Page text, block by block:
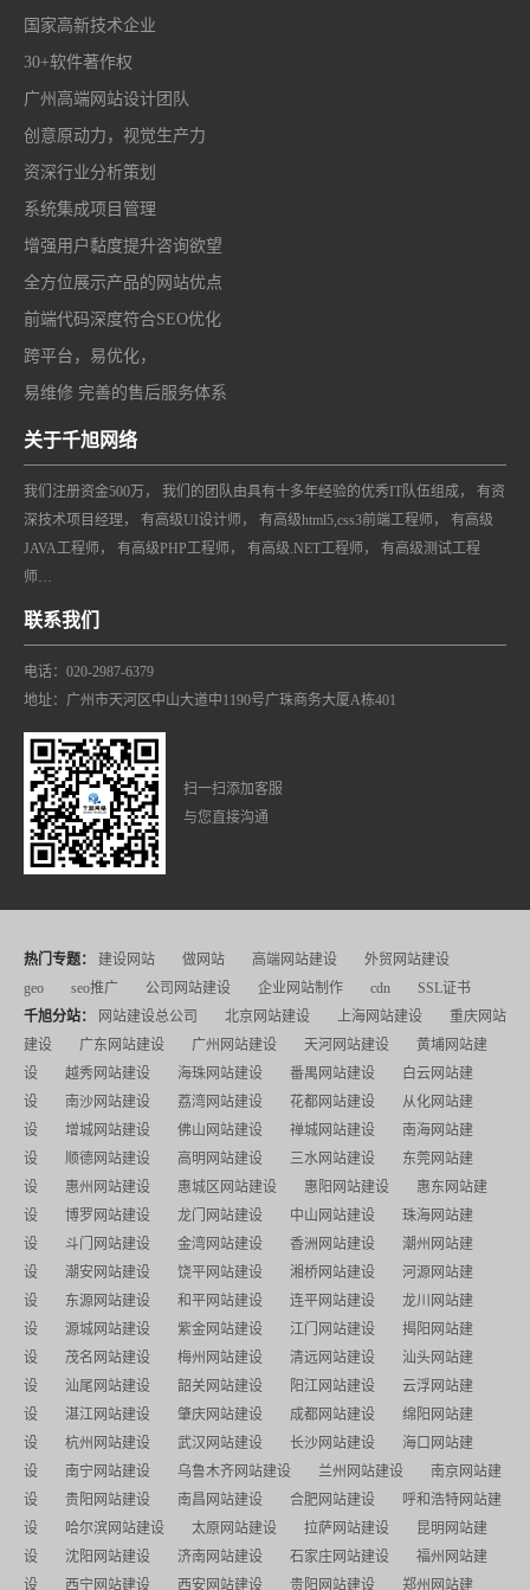
国家高新技术企业
30+软件著作权
广州高端网站设计团队
创意原动力，视觉生产力
资深行业分析策划
系统集成项目管理
增强用户黏度提升咨询欲望
全方位展示产品的网站优点
前端代码深度符合SEO优化
跨平台，易优化，
易维修 完善的售后服务体系
关于千旭网络
我们注册资金500万， 我们的团队由具有十多年经验的优秀IT队伍组成， 有资
深技术项目经理， 有高级UI设计师， 有高级html5,css3前端工程师， 有高级
JAVA工程师， 有高级PHP工程师， 有高级.NET工程师， 有高级测试工程
师…
联系我们
电话：020-2987-6379
地址：广州市天河区中山大道中1190号广珠商务大厦A栋401
扫一扫添加客服
与您直接沟通
热门专题： 建设网站 做网站 高端网站建设
外贸网站建设
geo
seo推广 公司网站建设 企业网站制作 cdn
SSL证书
千旭分站：
网站建设总公司 北京网站建设 上海网站建设
重庆网站
建设
广东网站建设 广州网站建设 天河网站建设
黄埔网站建
设
越秀网站建设 海珠网站建设 番禺网站建设
白云网站建
设
南沙网站建设 荔湾网站建设 花都网站建设
从化网站建
设
增城网站建设 佛山网站建设 禅城网站建设
南海网站建
设
顺德网站建设 高明网站建设 三水网站建设
东莞网站建
设
惠州网站建设 惠城区网站建设 惠阳网站建设
惠东网站建
设
博罗网站建设 龙门网站建设 中山网站建设
珠海网站建
设
斗门网站建设 金湾网站建设 香洲网站建设
潮州网站建
设
潮安网站建设 饶平网站建设 湘桥网站建设
河源网站建
设
东源网站建设 和平网站建设 连平网站建设
龙川网站建
设
源城网站建设 紫金网站建设 江门网站建设
揭阳网站建
设
茂名网站建设 梅州网站建设 清远网站建设
汕头网站建
设
汕尾网站建设 韶关网站建设 阳江网站建设
云浮网站建
设
湛江网站建设 肇庆网站建设 成都网站建设
绵阳网站建
设
杭州网站建设 武汉网站建设 长沙网站建设
海口网站建
设
南宁网站建设 乌鲁木齐网站建设 兰州网站建设
南京网站建
设
贵阳网站建设 南昌网站建设 合肥网站建设
呼和浩特网站建
设
哈尔滨网站建设 太原网站建设 拉萨网站建设
昆明网站建
设
沈阳网站建设 济南网站建设 石家庄网站建设
福州网站建
设
西宁网站建设 西安网站建设 贵阳网站建设 郑州网站建